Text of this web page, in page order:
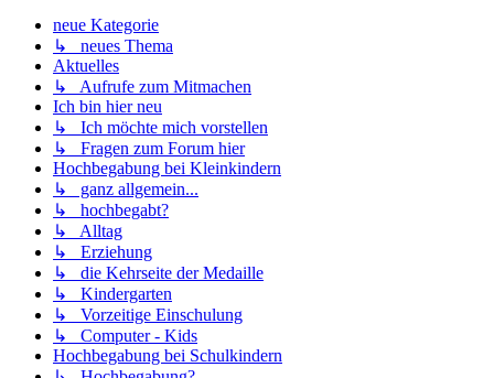
neue Kategorie
↳ neues Thema
Aktuelles
↳ Aufrufe zum Mitmachen
Ich bin hier neu
↳ Ich möchte mich vorstellen
↳ Fragen zum Forum hier
Hochbegabung bei Kleinkindern
↳ ganz allgemein...
↳ hochbegabt?
↳ Alltag
↳ Erziehung
↳ die Kehrseite der Medaille
↳ Kindergarten
↳ Vorzeitige Einschulung
↳ Computer - Kids
Hochbegabung bei Schulkindern